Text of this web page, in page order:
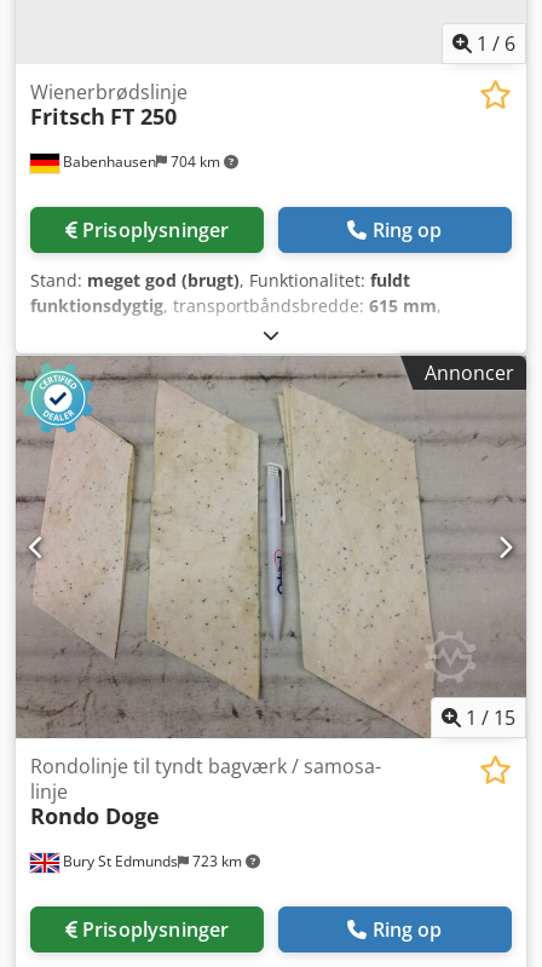
1 / 6
Babenhausen 704 km
Wienerbrødslinje
Fritsch FT 250
Prisoplysninger Ring op
Stand: meget god (brugt), Funktionalitet: fuldt
funktionsdygtig, transportbåndsbredde: 615 mm,
, samlet længde:
arbejdsbredde:700 mm, samlet bredde:2.500 mm, total
højde:850 mm, Fritsch skæremaskine Model: FT 250/700
Csdozfynpspfx Acyorf med langs- og tværskærevalse
Beskyttelseskappe til skæreværktøj Glatt skærebånd Enkel,
robust konstruktion Tilslutning 400V, 16A-CEE-stik Mål:
2500 x 700 x 850 mm (B x D x H) Brugt maskine Besøg vores
store udstilling!
Annoncer
1 / 15
Bury St Edmunds 723 km
Rondolinje til tyndt bagværk / samosa-
linje
Rondo Doge
Prisoplysninger Ring op